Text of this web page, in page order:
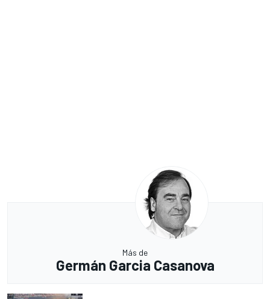
Más de
Germán Garcia Casanova